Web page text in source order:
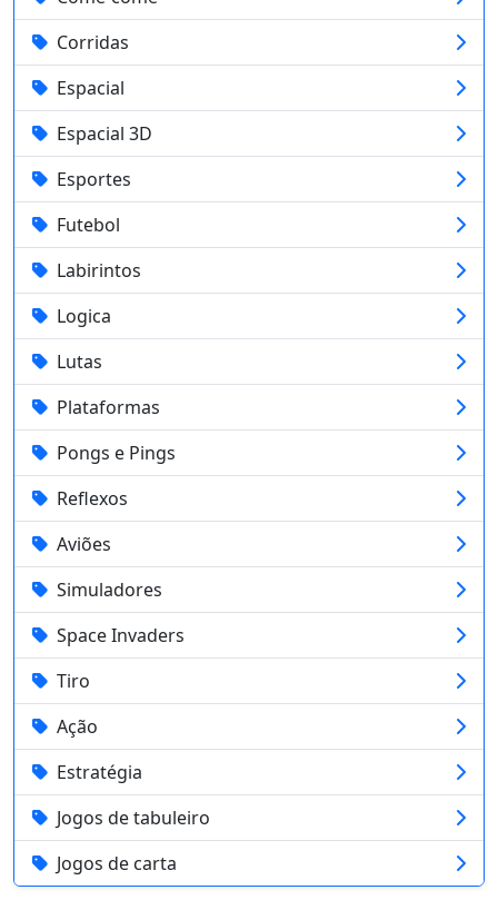
Corridas
Espacial
Espacial 3D
Esportes
Futebol
Labirintos
Logica
Lutas
Plataformas
Pongs e Pings
Reflexos
Aviões
Simuladores
Space Invaders
Tiro
Ação
Estratégia
Jogos de tabuleiro
Jogos de carta